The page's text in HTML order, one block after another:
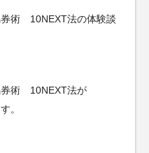
術 10NEXT法の体験談
術 10NEXT法が
。